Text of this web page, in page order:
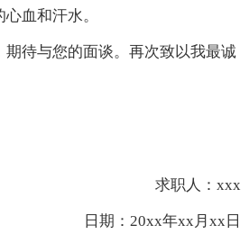
血和汗水。
期待与您的面谈。再次致以我最诚
求职人：xxx
日期：20xx年xx月xx日